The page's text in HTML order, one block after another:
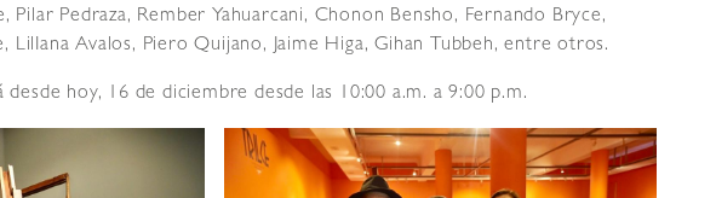
Pilar Pedraza, Rember Yahuarcani, Chonon Bensho, Fernando Bryce,
Avalos, Piero Quijano, Jaime Higa, Gihan Tubbeh, entre otros.
hoy, 16 de diciembre desde las 10:00 a.m. a 9:00 p.m.